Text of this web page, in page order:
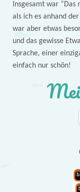
Insgesamt war
als ich es anhand
war aber etwas
und das gewisse
Sprache, einer
einfach nur schön!